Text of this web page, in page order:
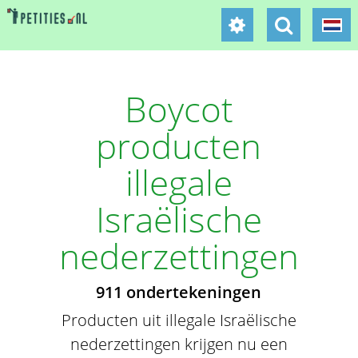
Boycot
producten
illegale
Israëlische
nederzettingen
911 ondertekeningen
Producten uit illegale Israëlische
nederzettingen krijgen nu een